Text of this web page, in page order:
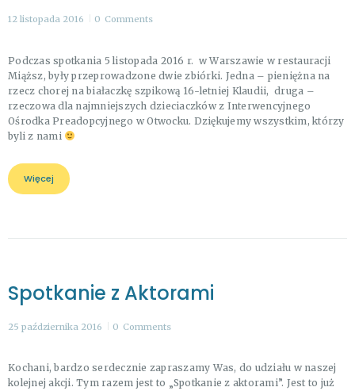
12 listopada 2016 0 Comments
Podczas spotkania 5 listopada 2016 r. w Warszawie w restauracji
Miąższ, były przeprowadzone dwie zbiórki. Jedna – pieniężna na
rzecz chorej na białaczkę szpikową 16-letniej Klaudii, druga –
rzeczowa dla najmniejszych dzieciaczków z Interwencyjnego
Ośrodka Preadopcyjnego w Otwocku. Dziękujemy wszystkim, którzy
byli z nami
Więcej
Spotkanie z Aktorami
25 października 2016 0 Comments
Kochani, bardzo serdecznie zapraszamy Was, do udziału w naszej
kolejnej akcji. Tym razem jest to „Spotkanie z aktorami”. Jest to już